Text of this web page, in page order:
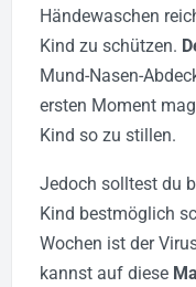
Händewaschen
Kind zu schützen.
Mund-Nasen-
ersten Moment
Kind so zu stillen.
Jedoch solltest du
Kind bestmöglich
Wochen ist der
kannst auf diese